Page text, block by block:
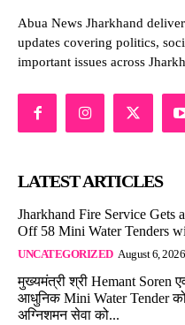
Abua News Jharkhand
updates covering politics,
important issues across
LATEST ARTICLES
Jharkhand Fire Service Gets
Off 58 Mini Water Tenders
UNCATEGORIZED August 6, 2026
मुख्यमंत्री श्री Hemant Soren
आधुनिक Mini Water Tender
अग्निशमन सेवा को...